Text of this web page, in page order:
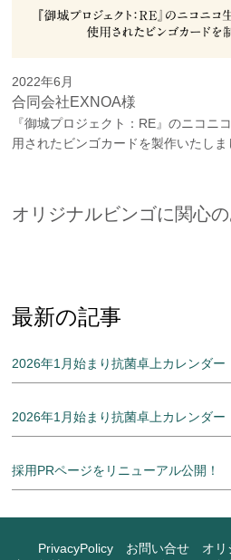
2022年6月
合同会社EXNOA様
『御城プロジェクト：RE』のニコニ
用されたビンゴカードを製作いたしま
オリジナルビンゴに関心
最新の記事
2026年1月始まり抗菌卓上カレンダー
2026年1月始まり抗菌卓上カレンダー
採用PRページをリニューアル公開！
PrivacyPolicy お問い合せ オリ